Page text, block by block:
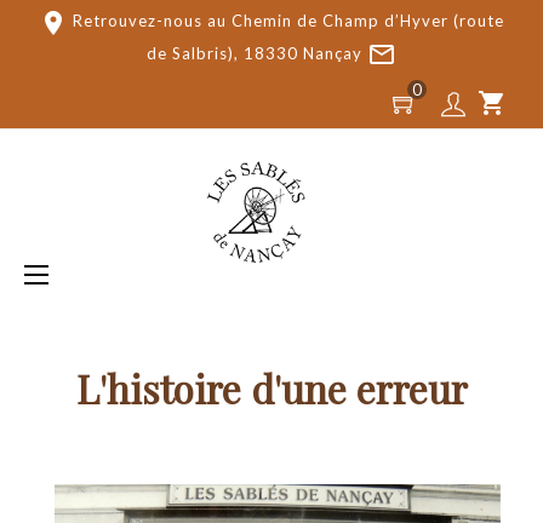
place Retrouvez-nous au Chemin de Champ d’Hyver (route
de Salbris), 18330 Nançay mail_outline
0 shopping_cart
Basculer
la
☰
L'histoire d'une erreur